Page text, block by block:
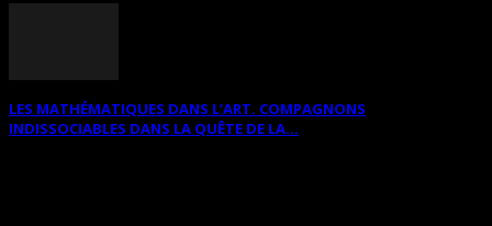
LES MATHÉMATIQUES DANS L’ART. COMPAGNONS
INDISSOCIABLES DANS LA QUÊTE DE LA...